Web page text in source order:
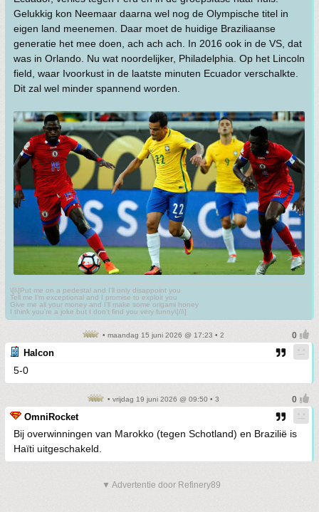
Gelukkig kon Neemaar daarna wel nog de Olympische titel in
eigen land meenemen. Daar moet de huidige Braziliaanse
generatie het mee doen, ach ach ach. In 2016 ook in de VS, dat
was in Orlando. Nu wat noordelijker, Philadelphia. Op het Lincoln
field, waar Ivoorkust in de laatste minuten Ecuador verschalkte.
Dit zal wel minder spannend worden.
\[i\]Put me on a pedestal and I'll only disappoint you
Tell me I'm exceptional and I promise to exploit you
Give me all your money and I'll make some origami honey
I think you're a joke but I don't find you very funny\[/i\]
• maandag 15 juni 2026 @ 17:23 • 2
Halcon
5-0
• vrijdag 19 juni 2026 @ 09:50 • 3
OmniRocket
Bij overwinningen van Marokko (tegen Schotland) en Brazilië is
Haïti uitgeschakeld.
▼ Advertentie door Refinery89